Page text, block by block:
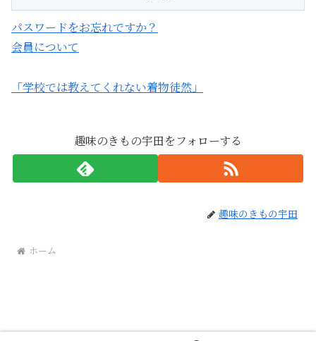
パスワードをお忘れですか？
会員について
「学校では教えてくれない着物徒然」
趣味のきもの宇田をフォローする
趣味のきもの宇田
ホーム